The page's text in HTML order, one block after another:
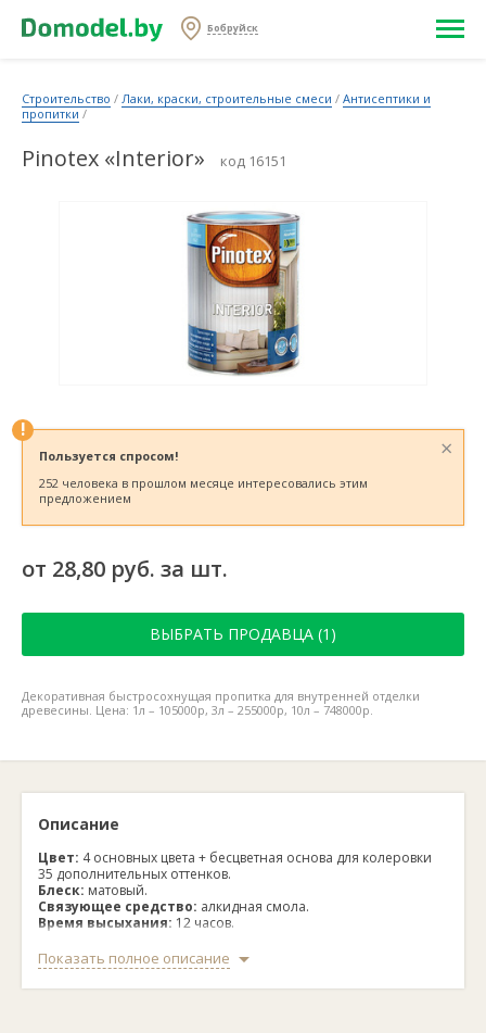
Бобруйск
Строительство / Лаки, краски, строительные смеси / Антисептики и
пропитки /
Pinotex «Interior» код 16151
!
×
Пользуется спросом!
252 человека в прошлом месяце интересовались этим
предложением
от 28,80 руб. за шт.
ВЫБРАТЬ ПРОДАВЦА (1)
Декоративная быстросохнущая пропитка для внутренней отделки
древесины. Цена: 1л – 105000р, 3л – 255000р, 10л – 748000р.
Описание
Цвет: 4 основных цвета + бесцветная основа для колеровки
35 дополнительных оттенков.
Блеск: матовый.
Связующее средство: алкидная смола.
Время высыхания: 12 часов.
Разбавитель:вода.
Нанесение:кисть, валик.
Очистка рабочих инструментов:вода.
Показать полное описание